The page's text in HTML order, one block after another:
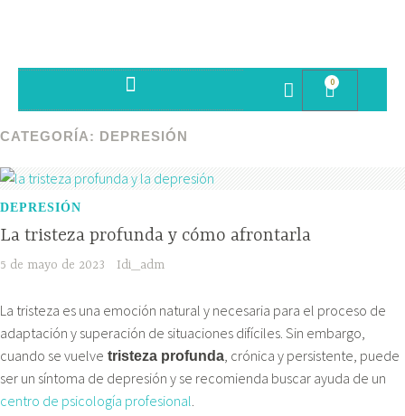
0
CATEGORÍA: DEPRESIÓN
DEPRESIÓN
La tristeza profunda y cómo afrontarla
5 de mayo de 2023 Idi_adm
La tristeza es una emoción natural y necesaria para el proceso de
adaptación y superación de situaciones difíciles. Sin embargo,
cuando se vuelve tristeza profunda, crónica y persistente, puede
ser un síntoma de depresión y se recomienda buscar ayuda de un
centro de psicología profesional.